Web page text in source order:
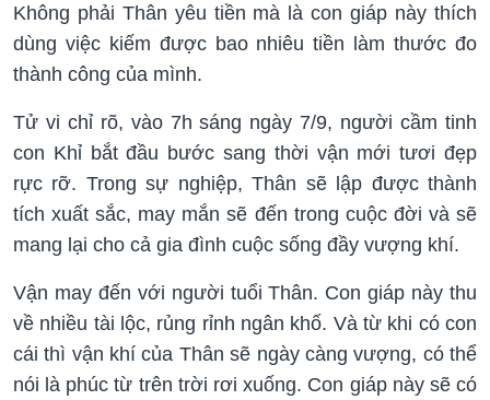
Không phải Thân yêu tiền mà là con giáp này thích
dùng việc kiếm được bao nhiêu tiền làm thước đo
thành công của mình.
Tử vi chỉ rõ, vào 7h sáng ngày 7/9, người cầm tinh
con Khỉ bắt đầu bước sang thời vận mới tươi đẹp
rực rỡ. Trong sự nghiệp, Thân sẽ lập được thành
tích xuất sắc, may mắn sẽ đến trong cuộc đời và sẽ
mang lại cho cả gia đình cuộc sống đầy vượng khí.
Vận may đến với người tuổi Thân. Con giáp này thu
về nhiều tài lộc, rủng rỉnh ngân khố. Và từ khi có con
cái thì vận khí của Thân sẽ ngày càng vượng, có thể
nói là phúc từ trên trời rơi xuống. Con giáp này sẽ có